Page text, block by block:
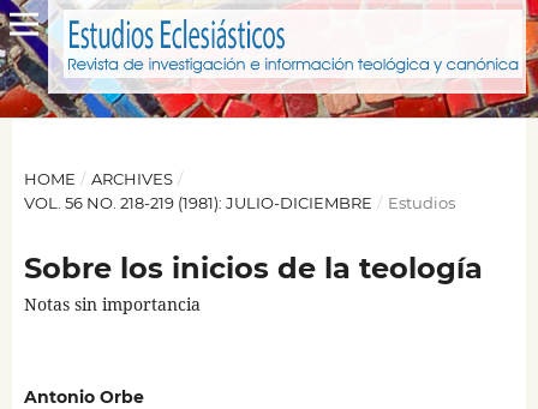
HOME / ARCHIVES /
VOL. 56 NO. 218-219 (1981): JULIO-DICIEMBRE / Estudios
Sobre los inicios de la teología
Notas sin importancia
Antonio Orbe